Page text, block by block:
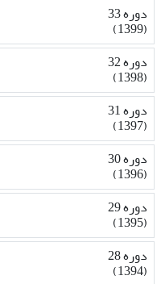
دوره 33
(1399)
دوره 32
(1398)
دوره 31
(1397)
دوره 30
(1396)
دوره 29
(1395)
دوره 28
(1394)